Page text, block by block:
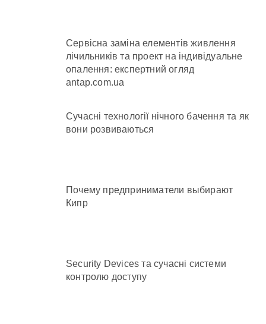
Сервісна заміна елементів живлення
лічильників та проект на індивідуальне
опалення: експертний огляд
antap.com.ua
Сучасні технології нічного бачення та як
вони розвиваються
Почему предприниматели выбирают
Кипр
Security Devices та сучасні системи
контролю доступу